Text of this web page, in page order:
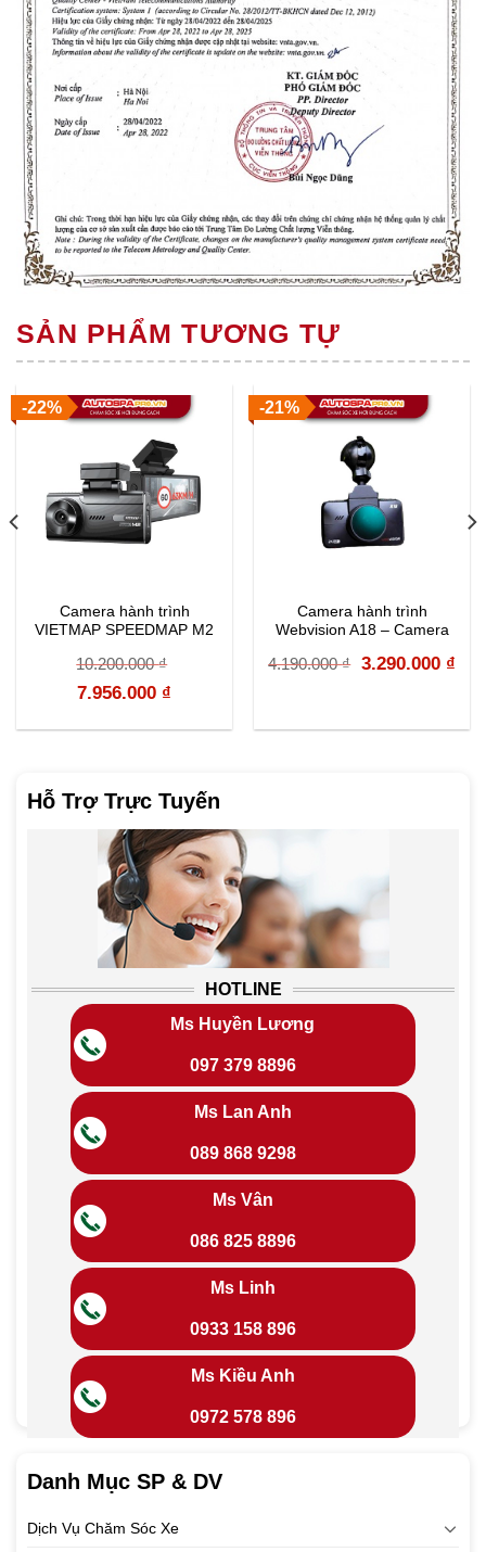
Hỗ Trợ Trực Tuyến
HOTLINE
Ms Huyền Lương
097 379 8896
Ms Lan Anh
089 868 9298
Ms Vân
086 825 8896
Ms Linh
0933 158 896
Ms Kiều Anh
0972 578 896
Danh Mục SP & DV
Dịch Vụ Chăm Sóc Xe
SẢN PHẨM TƯƠNG TỰ
-22%
Camera hành trình
VIETMAP SPEEDMAP M2
10.200.000₫
Original
7.956.000 ₫
-21%
Camera hành trình
Webvision A18 – Camera
4.190.000₫ Original
3.290.000 ₫